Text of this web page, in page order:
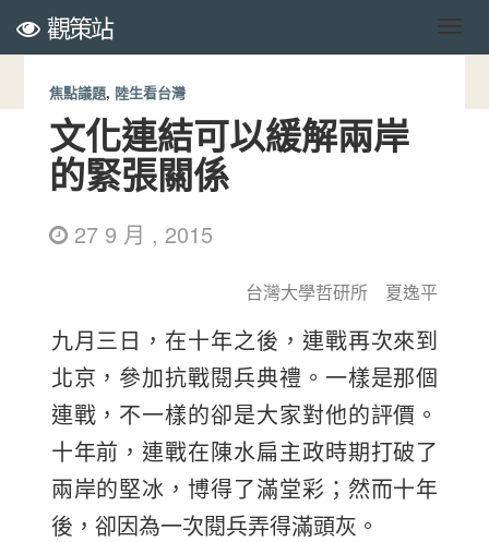
觀策站
焦點議題, 陸生看台灣
文化連結可以緩解兩岸
的緊張關係
27 9 月 , 2015
台灣大學哲研所 夏逸平
九月三日，在十年之後，連戰再次來到
北京，參加抗戰閱兵典禮。一樣是那個
連戰，不一樣的卻是大家對他的評價。
十年前，連戰在陳水扁主政時期打破了
兩岸的堅冰，博得了滿堂彩；然而十年
後，卻因為一次閱兵弄得滿頭灰。